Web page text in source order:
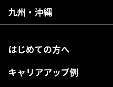
はじめての方へ
キャリアアップ例
神奈川県
長野県
大阪府
奈良県
和歌山県
岡山県
島根県
山口県
愛媛県
高知県
徳島県
九州・沖縄